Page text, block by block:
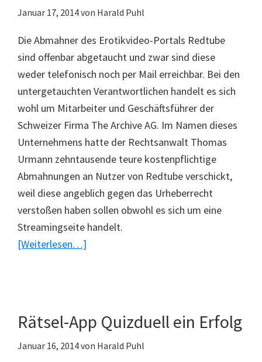
Januar 17, 2014von Harald Puhl
Die Abmahner des Erotikvideo-Portals Redtube
sind offenbar abgetaucht und zwar sind diese
weder telefonisch noch per Mail erreichbar. Bei den
untergetauchten Verantwortlichen handelt es sich
wohl um Mitarbeiter und Geschäftsführer der
Schweizer Firma The Archive AG. Im Namen dieses
Unternehmens hatte der Rechtsanwalt Thomas
Urmann zehntausende teure kostenpflichtige
Abmahnungen an Nutzer von Redtube verschickt,
weil diese angeblich gegen das Urheberrecht
verstoßen haben sollen obwohl es sich um eine
Streamingseite handelt.
[Weiterlesen…]
Rätsel-App Quizduell ein Erfolg
Januar 16, 2014von Harald Puhl